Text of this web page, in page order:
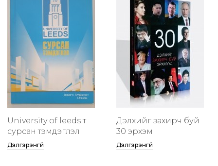
University of leeds т
сурсан тэмдэглэл
Дэлгэрэнгүй
Дэлхийг захирч буй
30 эрхэм
Дэлгэрэнгүй